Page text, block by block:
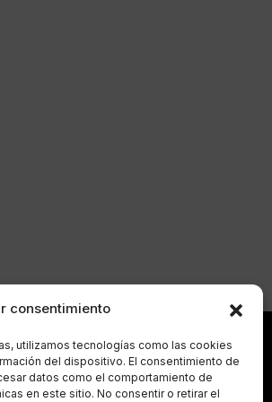
Síguenos
consentimiento
utilizamos tecnologías como las cookies
del dispositivo. El consentimiento de
datos como el comportamiento de
en este sitio. No consentir o retirar el